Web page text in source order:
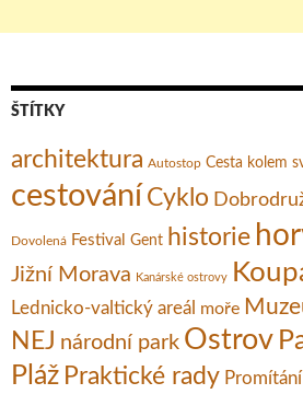
ŠTÍTKY
architektura Autostop Cesta kolem
cestování Cyklo
Dovolená Festival Gent historie
Jižní Morava Kanárské ostrovy
Lednicko-valtický areál moře
NEJ národní park Ostrov
Pláž Praktické rady Promítání